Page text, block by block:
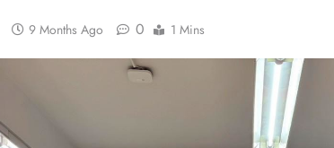
9 Months Ago 0 1 Mins